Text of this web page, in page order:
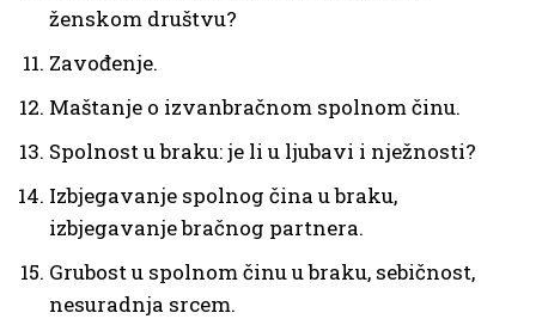
ženskom društvu?
Zavođenje.
Maštanje o izvanbračnom spolnom činu.
Spolnost u braku: je li u ljubavi i nježnosti?
Izbjegavanje spolnog čina u braku,
izbjegavanje bračnog partnera.
Grubost u spolnom činu u braku, sebičnost,
nesuradnja srcem.